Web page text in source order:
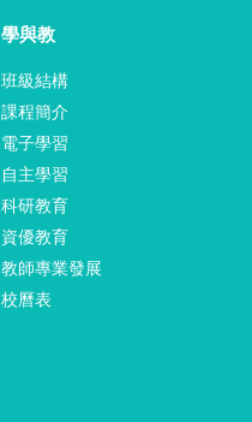
學與教
班級結構
課程簡介
電子學習
自主學習
科研教育
資優教育
教師專業發展
校曆表